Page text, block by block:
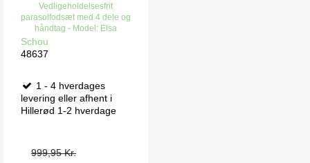
Vedligeholdelsesfrit
parasolfodsæt med 4 dele og
håndtag - Model: Elsa
Schou
48637
1 - 4 hverdages
levering eller afhent i
Hillerød 1-2 hverdage
999,95 Kr.